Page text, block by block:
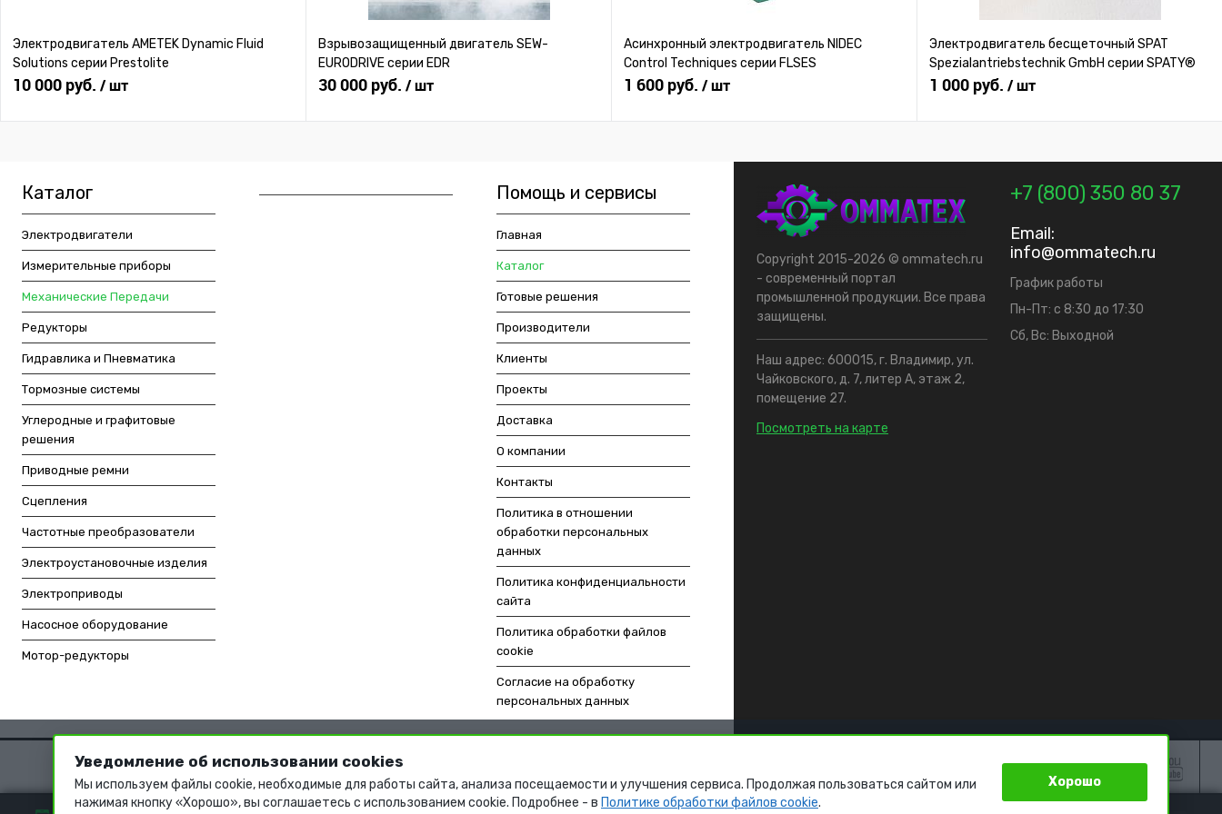
Электродвигатель AMETEK Dynamic Fluid
Solutions серии Prestolite
10 000 руб. / шт
Взрывозащищенный двигатель SEW-
EURODRIVE серии EDR
30 000 руб. / шт
Асинхронный электродвигатель NIDEC
Control Techniques серии FLSES
1 600 руб. / шт
Электродвигатель бесщеточный SPAT
Spezialantriebstechnik GmbH серии SPATY®
1 000 руб. / шт
Каталог
Электродвигатели
Измерительные приборы
Механические Передачи
Редукторы
Гидравлика и Пневматика
Тормозные системы
Углеродные и графитовые
решения
Приводные ремни
Сцепления
Частотные преобразователи
Электроустановочные изделия
Электроприводы
Насосное оборудование
Мотор-редукторы
Помощь и сервисы
Главная
Каталог
Готовые решения
Производители
Клиенты
Проекты
Доставка
О компании
Контакты
Политика в отношении
обработки персональных
данных
Политика конфиденциальности
сайта
Политика обработки файлов
cookie
Согласие на обработку
персональных данных
Copyright 2015-2026 © ommatech.ru
- современный портал
промышленной продукции. Все права
защищены.
Наш адрес: 600015, г. Владимир, ул.
Чайковского, д. 7, литер А, этаж 2,
помещение 27.
Посмотреть на карте
+7 (800) 350 80 37
Email:
info@ommatech.ru
График работы
Пн-Пт: с 8:30 до 17:30
Сб, Вс: Выходной
Уведомление об использовании cookies
Мы используем файлы cookie, необходимые для работы сайта, анализа посещаемости и улучшения сервиса. Продолжая пользоваться сайтом или
нажимая кнопку «Хорошо», вы соглашаетесь с использованием cookie. Подробнее - в Политике обработки файлов cookie.
Хорошо